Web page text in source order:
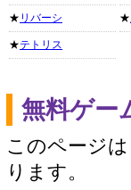
★ リバーシ
★テトリス
★
無料ゲー
このページ
ります。